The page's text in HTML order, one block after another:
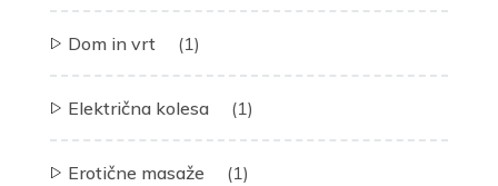
Dom in vrt (1)
Električna kolesa (1)
Erotične masaže (1)